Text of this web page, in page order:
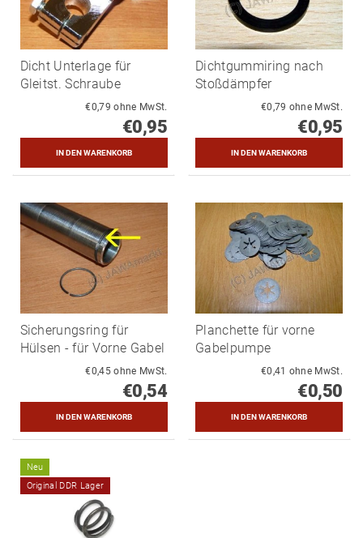
Dicht Unterlage für
Gleitst. Schraube
€0,79 ohne MwSt.
€0,95
Dichtgummiring nach
Stoßdämpfer
€0,79 ohne MwSt.
€0,95
Sicherungsring für
Hülsen - für Vorne Gabel
€0,45 ohne MwSt.
€0,54
Planchette für vorne
Gabelpumpe
€0,41 ohne MwSt.
€0,50
Neu
Original DDR Lager